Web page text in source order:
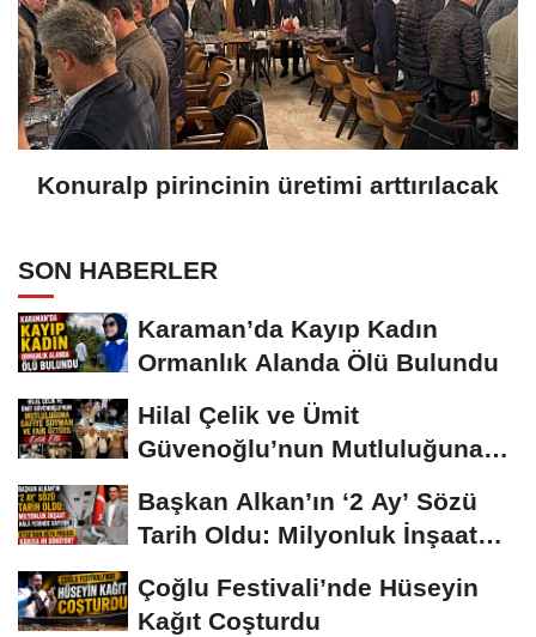
Konuralp pirincinin üretimi arttırılacak
SON HABERLER
Karaman’da Kayıp Kadın
Ormanlık Alanda Ölü Bulundu
Hilal Çelik ve Ümit
Güvenoğlu’nun Mutluluğuna
Başkan Alkan’ın ‘2 Ay’ Sözü
Tarih Oldu: Milyonluk İnşaat
Çoğlu Festivali’nde Hüseyin
Kağıt Coşturdu